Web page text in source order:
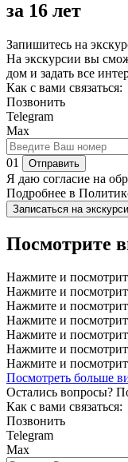
за 16 лет
Запишитесь на
На экскурсии вы
дом и задать все
Как с вами связаться:
Позвонить
Telegram
Max
01
Отправить
Я даю согласие на
Подробнее в
Записаться на
Посмотрите
Нажмите и
Нажмите и
Нажмите и
Нажмите и
Нажмите и
Нажмите и
Нажмите и
Посмотреть больше
Остались вопросы?
Как с вами связаться:
Позвонить
Telegram
Max